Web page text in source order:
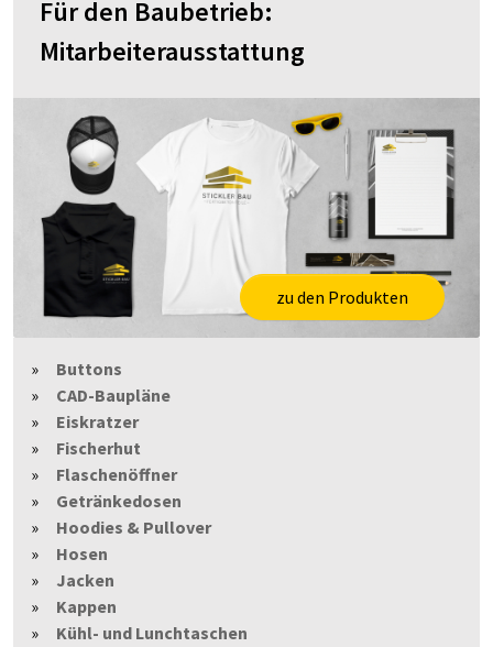
Für den Baubetrieb:
Mitarbeiterausstattung
zu den Produkten
Buttons
CAD-Baupläne
Eiskratzer
Fischerhut
Flaschenöffner
Getränkedosen
Hoodies & Pullover
Hosen
Jacken
Kappen
Kühl- und Lunchtaschen